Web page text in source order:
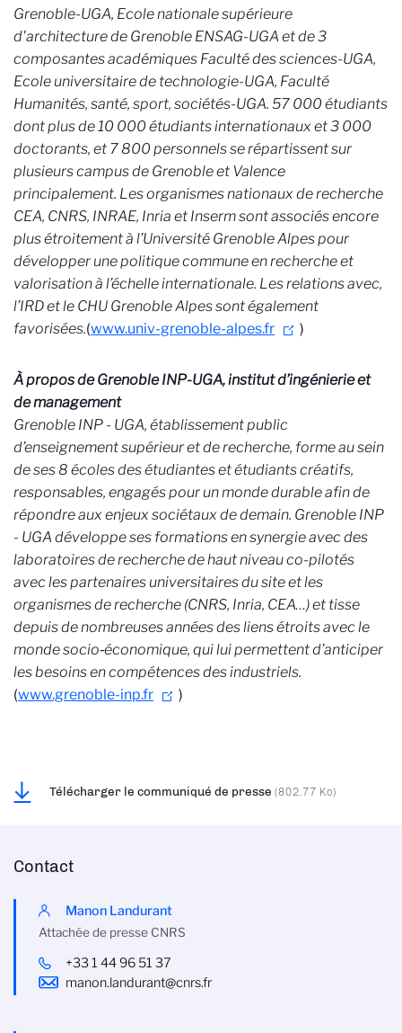
Grenoble-UGA, Ecole nationale supérieure
d'architecture de Grenoble ENSAG-UGA et de 3
composantes académiques Faculté des sciences-UGA,
Ecole universitaire de technologie-UGA, Faculté
Humanités, santé, sport, sociétés-UGA. 57 000 étudiants
dont plus de 10 000 étudiants internationaux et 3 000
doctorants, et 7 800 personnels se répartissent sur
plusieurs campus de Grenoble et Valence
principalement. Les organismes nationaux de recherche
CEA, CNRS, INRAE, Inria et Inserm sont associés encore
plus étroitement à l’Université Grenoble Alpes pour
développer une politique commune en recherche et
valorisation à l’échelle internationale. Les relations avec,
l’IRD et le CHU Grenoble Alpes sont également
favorisées.(www.univ-grenoble-alpes.fr )
À propos de Grenoble INP-UGA, institut d’ingénierie et
de management
Grenoble INP - UGA, établissement public
d’enseignement supérieur et de recherche, forme au sein
de ses 8 écoles des étudiantes et étudiants créatifs,
responsables, engagés pour un monde durable afin de
répondre aux enjeux sociétaux de demain. Grenoble INP
- UGA développe ses formations en synergie avec des
laboratoires de recherche de haut niveau co-pilotés
avec les partenaires universitaires du site et les
organismes de recherche (CNRS, Inria, CEA…) et tisse
depuis de nombreuses années des liens étroits avec le
monde socio‐économique, qui lui permettent d’anticiper
les besoins en compétences des industriels.
(www.grenoble-inp.fr )
Télécharger le communiqué de presse (802.77 Ko)
Contact
Manon Landurant
Attachée de presse CNRS
+33 1 44 96 51 37
manon.landurant@cnrs.fr